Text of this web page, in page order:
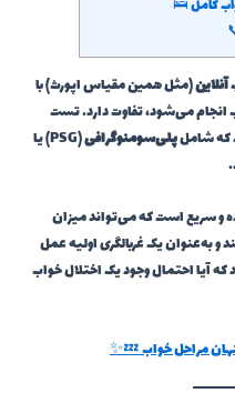
کامل 🛌
(مثل همین مقیاس اپورث) با
می‌شود، تفاوت دارد. تست
که شاملپلی‌سومنوگرافی
(PSG) یا
و سریع است که می‌تواند میزان
و به‌عنوان یک غربالگری اولیه عمل
آیا احتمال وجود یک اختلال خواب
مراحل خواب 💤✨